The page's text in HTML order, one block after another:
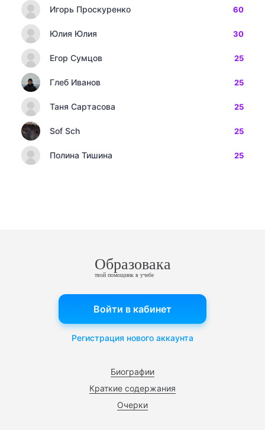
Игорь Проскуренко 60
Юлия Юлия 30
Егор Сумцов 25
Глеб Иванов 25
Таня Сартасова 25
Sof Sch 25
Полина Тишина 25
Образовака
твой помощник в учебе
Биографии
Краткие содержания
Очерки
Войти в кабинет
Регистрация нового аккаунта